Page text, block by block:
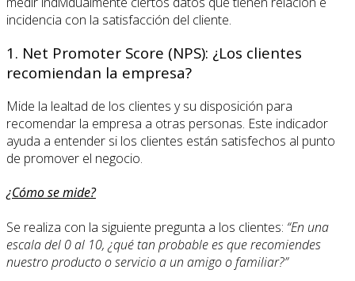
incidencia con la satisfacción del cliente.
1. Net Promoter Score (NPS): ¿Los clientes
recomiendan la empresa?
Mide la lealtad de los clientes y su disposición para
recomendar la empresa a otras personas. Este indicador
ayuda a entender si los clientes están satisfechos al punto
de promover el negocio.
¿Cómo se mide?
Se realiza con la siguiente pregunta a los clientes: “En una
escala del 0 al 10, ¿qué tan probable es que recomiendes
nuestro producto o servicio a un amigo o familiar?”